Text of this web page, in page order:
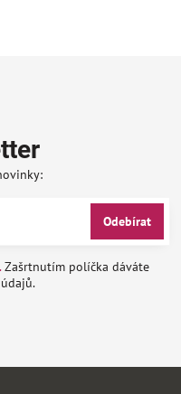
Odebírat
Zašrtnutím políčka dáváte
osobních údajů.